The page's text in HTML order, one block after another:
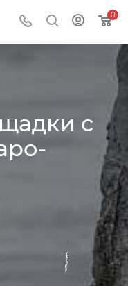
0
с
ДОСТАВКА